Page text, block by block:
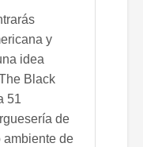
y
idea
Black
51
de
ambiente de